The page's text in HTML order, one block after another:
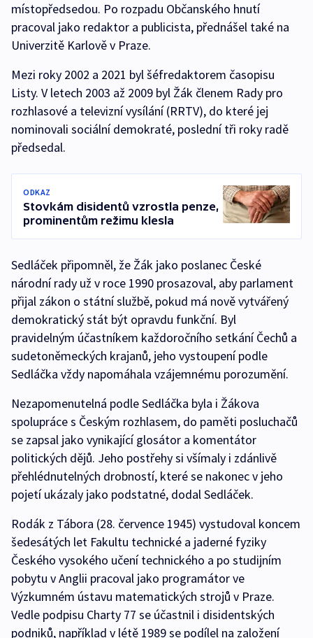
místopředsedou. Po rozpadu Občanského hnutí
pracoval jako redaktor a publicista, přednášel také na
Univerzitě Karlově v Praze.
Mezi roky 2002 a 2021 byl šéfredaktorem časopisu
Listy. V letech 2003 až 2009 byl Žák členem Rady pro
rozhlasové a televizní vysílání (RRTV), do které jej
nominovali sociální demokraté, poslední tři roky radě
předsedal.
ODKAZ
Stovkám disidentů vzrostla penze,
prominentům režimu klesla
Sedláček připomněl, že Žák jako poslanec České
národní rady už v roce 1990 prosazoval, aby parlament
přijal zákon o státní službě, pokud má nově vytvářený
demokratický stát být opravdu funkční. Byl
pravidelným účastníkem každoročního setkání Čechů a
sudetoněmeckých krajanů, jeho vystoupení podle
Sedláčka vždy napomáhala vzájemnému porozumění.
Nezapomenutelná podle Sedláčka byla i Žákova
spolupráce s Českým rozhlasem, do paměti posluchačů
se zapsal jako vynikající glosátor a komentátor
politických dějů. Jeho postřehy si všímaly i zdánlivě
přehlédnutelných drobností, které se nakonec v jeho
pojetí ukázaly jako podstatné, dodal Sedláček.
Rodák z Tábora (28. července 1945) vystudoval koncem
šedesátých let Fakultu technické a jaderné fyziky
Českého vysokého učení technického a po studijním
pobytu v Anglii pracoval jako programátor ve
Výzkumném ústavu matematických strojů v Praze.
Vedle podpisu Charty 77 se účastnil i disidentských
podniků, například v létě 1989 se podílel na založení